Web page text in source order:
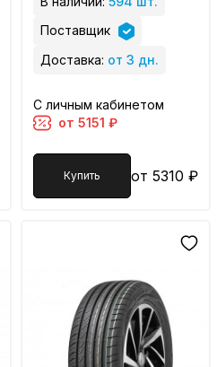
Поставщик
Доставка: от 3 дн.
С личным кабинетом
от 5151 ₽
Купить от 5310 ₽